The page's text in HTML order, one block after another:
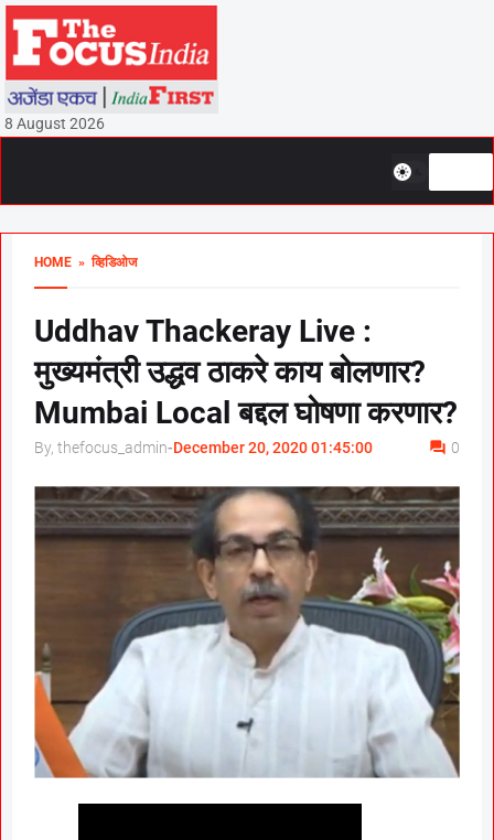
8 August 2026
HOME » व्हिडिओज
Uddhav Thackeray Live :
मुख्यमंत्री उद्धव ठाकरे काय बोलणार?
Mumbai Local बद्दल घोषणा करणार?
By, thefocus_admin-December 20, 2020 01:45:00 0